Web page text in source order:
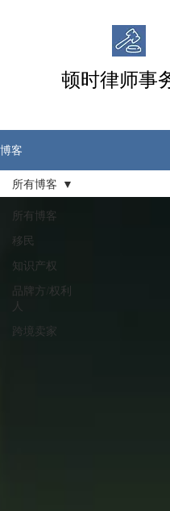
顿时律师事
博客
所有博客
移民
知识产权
品牌方/权利
人
跨境卖家
所有博客